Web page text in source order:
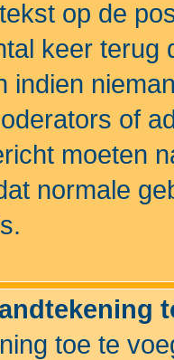
op de
keer terug
indien
of
moeten
normale
toe te